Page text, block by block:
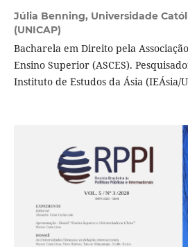
Júlia Benning, Universidade
(UNICAP)
Bacharela em Direito pela
Ensino Superior (ASCES).
Instituto de Estudos da Ásia (IEÁsia/